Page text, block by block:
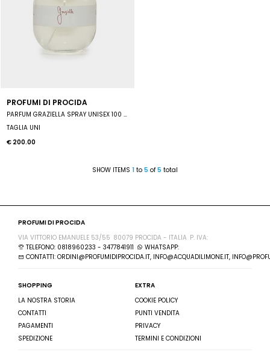
PROFUMI DI PROCIDA
PARFUM GRAZIELLA SPRAY UNISEX 100 ML
TAGLIA UNI
€ 200.00
SHOW ITEMS 1 to 5 of5 total
PROFUMI DI PROCIDA
VIA VITTORIO EMANUELE 53/55 80079 PROCIDA - ITALIA P. IVA:
TELEFONO: 0818960233 - 3477841911
WHATSAPP:
CONTATTI: ORDINI@PROFUMIDIPROCIDA.IT, INFO@ACQUADILIMONE.IT,
SHOPPING
LA NOSTRA STORIA
CONTATTI
PAGAMENTI
SPEDIZIONE
EXTRA
COOKIE POLICY
PUNTI VENDITA
PRIVACY
TERMINI E CONDIZIONI